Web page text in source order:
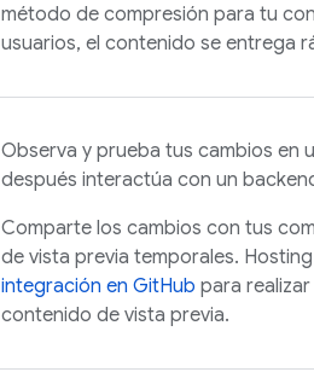
método de compresión para tu
usuarios, el contenido se entrega
Observa y prueba tus cambios en
después interactúa con un
Comparte los cambios con tus
de vista previa temporales. Hosting
integración en GitHub para
contenido de vista previa.